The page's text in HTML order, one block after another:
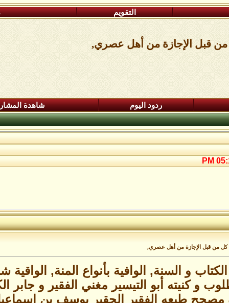
التقويم
من قبل الإجازة من أهل عصري,
ردود اليوم شاهدة
كل من قبل الإجازة من أهل عصري,
و السنة, الوافية بأنواع المنة,
و كنيته أبو التيسير مغني الفقير و جابر
طبعه الفقير الحقير يوسف بن إسماعيل